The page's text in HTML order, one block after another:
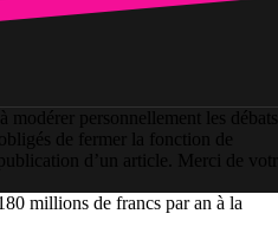
personnellement les débats
de fermer la fonction de
d’un article. Merci de
millions de francs par an à la